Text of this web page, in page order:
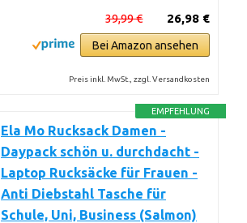
26,98 €
39,99 €
Bei Amazon ansehen
Preis inkl. MwSt., zzgl. Versandkosten
EMPFEHLUNG
Ela Mo Rucksack Damen -
Daypack schön u. durchdacht -
Laptop Rucksäcke für Frauen -
Anti Diebstahl Tasche für
Schule, Uni, Business (Salmon)